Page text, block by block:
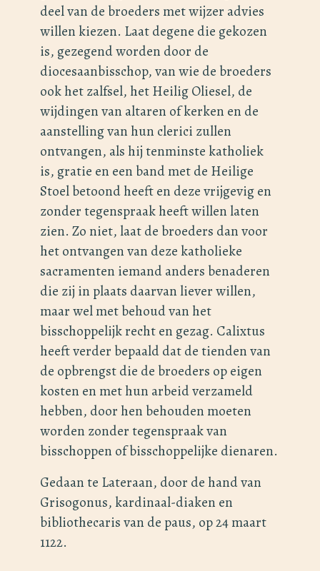
deel van de broeders met wijzer advies
willen kiezen. Laat degene die gekozen
is, gezegend worden door de
diocesaanbisschop, van wie de broeders
ook het zalfsel, het Heilig Oliesel, de
wijdingen van altaren of kerken en de
aanstelling van hun clerici zullen
ontvangen, als hij tenminste katholiek
is, gratie en een band met de Heilige
Stoel betoond heeft en deze vrijgevig en
zonder tegenspraak heeft willen laten
zien. Zo niet, laat de broeders dan voor
het ontvangen van deze katholieke
sacramenten iemand anders benaderen
die zij in plaats daarvan liever willen,
maar wel met behoud van het
bisschoppelijk recht en gezag. Calixtus
heeft verder bepaald dat de tienden van
de opbrengst die de broeders op eigen
kosten en met hun arbeid verzameld
hebben, door hen behouden moeten
worden zonder tegenspraak van
bisschoppen of bisschoppelijke dienaren.
Gedaan te Lateraan, door de hand van
Grisogonus, kardinaal-diaken en
bibliothecaris van de paus, op 24 maart
1122.